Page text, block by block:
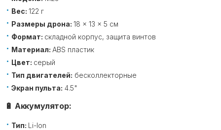
Вес: 122 г
Размеры дрона: 18 × 13 × 5 см
Формат: складной корпус, защита винтов
Материал: ABS пластик
Цвет: серый
Тип двигателей: бесколлекторные
Экран пульта: 4.5"
🔋 Аккумулятор:
Тип: Li-Ion